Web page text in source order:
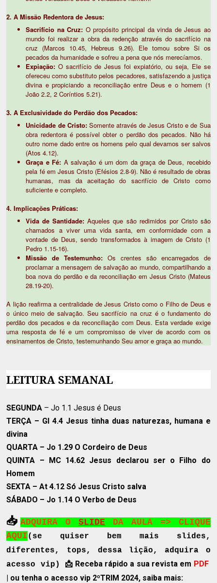
2. A Missão Redentora de Jesus:
Sacrifício na Cruz: O propósito principal da vinda de Jesus ao
mundo foi realizar a obra da redenção através do sacrifício na
cruz (Marcos 10.45, Hebreus 9.26). Ele tomou sobre Si os
pecados da humanidade e sofreu a pena que nós merecíamos.
Expiação: O sacrifício de Jesus foi expiatório, ou seja, Ele se
ofereceu como substituto pelos pecadores, satisfazendo a justiça
divina e propiciando a reconciliação entre Deus e o homem (1
João 2.2, 2 Coríntios 5.21).
3. A Exclusividade do Perdão dos Pecados:
Unicidade de Cristo:Somente através de Jesus Cristo e de Sua
obra redentora é possível obter o perdão dos pecados. Não há
outro nome dado entre os homens pelo qual devamos ser salvos
(Atos 4.12).
Graça e Fé: A salvação é um dom da graça de Deus, recebido
pela fé em Jesus Cristo (Efésios 2.8-9). Não é resultado de obras
humanas, mas da aceitação do sacrifício de Cristo como
suficiente e completo.
4. Implicações Práticas:
Vida de Santidade: Aqueles que são redimidos por Cristo são
chamados a viver uma vida santa, em conformidade com a
vontade de Deus, sendo transformados à imagem de Cristo (1
Pedro 1.15-16).
Missão de Testemunho: Os crentes são encarregados de
proclamar a mensagem de salvação ao mundo, compartilhando a
boa nova do perdão e da reconciliação em Jesus Cristo (Mateus
28.19-20).
A lição reafirma a centralidade de Jesus Cristo como o Filho de Deus e
o único meio de salvação. Seu sacrifício na cruz é o fundamento do
perdão dos pecados e da reconciliação com Deus. Esta verdade exige
uma resposta de fé e um compromisso de viver de acordo com os
ensinamentos de Cristo, testemunhando Seu amor e graça ao mundo.
LEITURA SEMANAL
SEGUNDA – Jo 1.1 Jesus é Deus
TERÇA – Gl 4.4 Jesus tinha duas naturezas, humana e
divina
QUARTA – Jo 1.29 O Cordeiro de Deus
QUINTA – MC 14.62 Jesus declarou ser o Filho do
Homem
SEXTA – At 4.12 Só Jesus Cristo salva
SÁBADO – Jo 1.14 O Verbo de Deus
📥ADQUIRA OSLIDE DA AULA => CLIQUE
AQUI(se quiser bem mais slides,
diferentes, tops, dessa lição, adquira o
acesso vip) 📩 Receba rápido a sua revista em PDF
| ou tenha o acesso vip 2ºTRIM 2024, saiba mais: